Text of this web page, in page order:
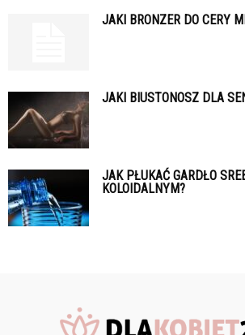
JAKI BRONZER DO CERY
JAKI BIUSTONOSZ DLA
JAK PŁUKAĆ GARDŁO
KOLOIDALNYM?